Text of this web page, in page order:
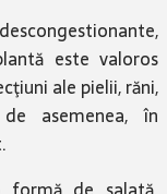
este valoros
ale pielii, răni,
asemenea, în